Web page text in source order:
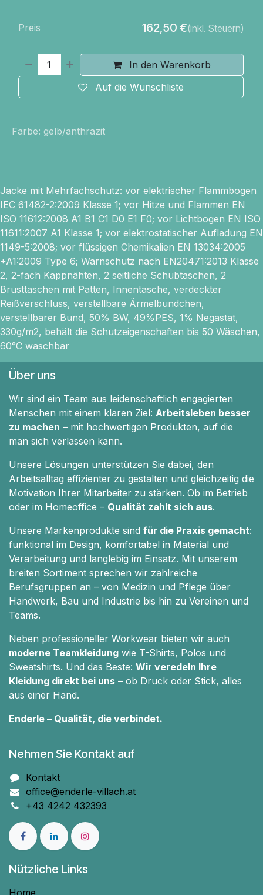
In den Warenkorb
Auf die Wunschliste
Preis 162,50 €(inkl. Steuern)
Farbe: gelb/anthrazit
Jacke mit Mehrfachschutz: vor elektrischer Flammbogen
IEC 61482-2:2009 Klasse 1; vor Hitze und Flammen EN
ISO 11612:2008 A1 B1 C1 D0 E1 F0; vor Lichtbogen EN ISO
11611:2007 A1 Klasse 1; vor elektrostatischer Aufladung EN
1149-5:2008; vor flüssigen Chemikalien EN 13034:2005
+A1:2009 Type 6; Warnschutz nach EN20471:2013 Klasse
2, 2-fach Kappnähten, 2 seitliche Schubtaschen, 2
Brusttaschen mit Patten, Innentasche, verdeckter
Reißverschluss, verstellbare Ärmelbündchen,
verstellbarer Bund, 50% BW, 49%PES, 1% Negastat,
330g/m2, behält die Schutzeigenschaften bis 50 Wäschen,
60°C waschbar
Über uns
Wir sind ein Team aus leidenschaftlich engagierten
Menschen mit einem klaren Ziel: Arbeitsleben besser
zu machen – mit hochwertigen Produkten, auf die
man sich verlassen kann.
Unsere Lösungen unterstützen Sie dabei, den
Arbeitsalltag effizienter zu gestalten und gleichzeitig die
Motivation Ihrer Mitarbeiter zu stärken. Ob im Betrieb
oder im Homeoffice – Qualität zahlt sich aus.
Unsere Markenprodukte sind für die Praxis gemacht:
funktional im Design, komfortabel in Material und
Verarbeitung und langlebig im Einsatz. Mit unserem
breiten Sortiment sprechen wir zahlreiche
Berufsgruppen an – von Medizin und Pflege über
Handwerk, Bau und Industrie bis hin zu Vereinen und
Teams.
Neben professioneller Workwear bieten wir auch
moderne Teamkleidung wie T-Shirts, Polos und
Sweatshirts. Und das Beste: Wir veredeln Ihre
Kleidung direkt bei uns – ob Druck oder Stick, alles
aus einer Hand.
Enderle – Qualität, die verbindet.
Nehmen Sie Kontakt auf
Kontakt
office@enderle-villach.at
+43 4242 432393
Nützliche Links
Home